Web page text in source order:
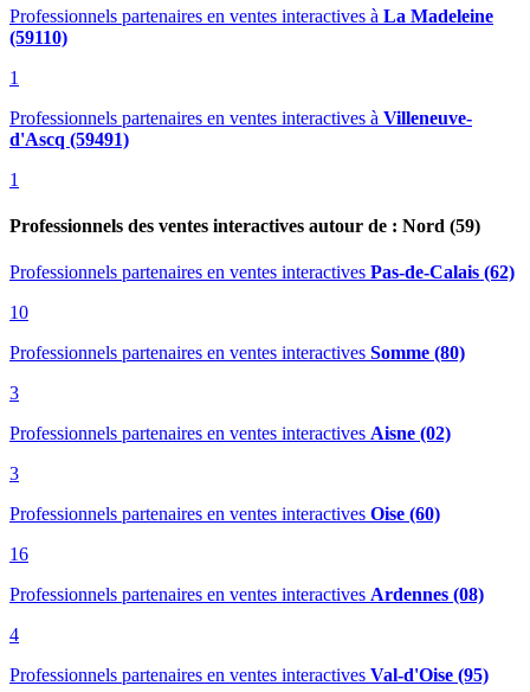
Professionnels partenaires en ventes interactives à La Madeleine
(59110)
1
Professionnels partenaires en ventes interactives à Villeneuve-
d'Ascq (59491)
1
Professionnels des ventes interactives autour de : Nord (59)
Professionnels partenaires en ventes interactives Pas-de-Calais (62)
10
Professionnels partenaires en ventes interactives Somme (80)
3
Professionnels partenaires en ventes interactives Aisne (02)
3
Professionnels partenaires en ventes interactives Oise (60)
16
Professionnels partenaires en ventes interactives Ardennes (08)
4
Professionnels partenaires en ventes interactives Val-d'Oise (95)